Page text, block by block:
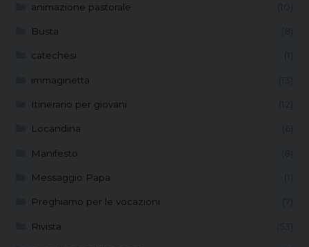
animazione pastorale (10)
Busta (8)
catechesi (1)
immaginetta (13)
Itinerario per giovani (12)
Locandina (6)
Manifesto (8)
Messaggio Papa (1)
Preghiamo per le vocazioni (7)
Rivista (53)